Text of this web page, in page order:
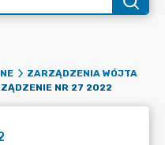
ZARZĄDZENIA WÓJTA
NR 27 2022